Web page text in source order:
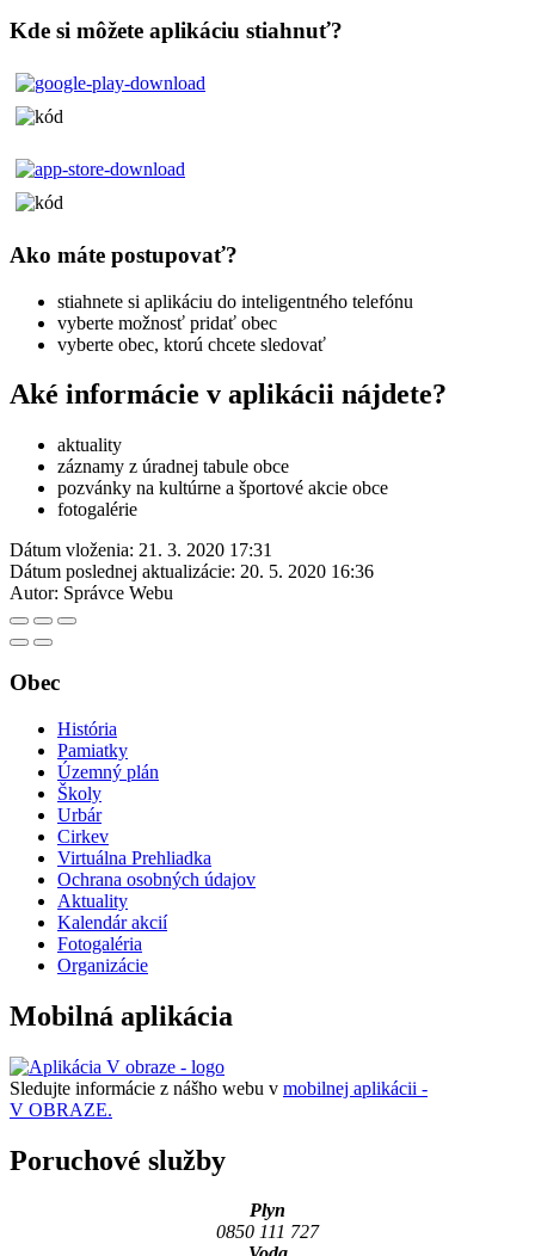
Kde si môžete aplikáciu stiahnuť?
Ako máte postupovať?
stiahnete si aplikáciu do inteligentného telefónu
vyberte možnosť pridať obec
vyberte obec, ktorú chcete sledovať
Aké informácie v aplikácii nájdete?
aktuality
záznamy z úradnej tabule obce
pozvánky na kultúrne a športové akcie obce
fotogalérie
Dátum vloženia: 21. 3. 2020 17:31
Dátum poslednej aktualizácie: 20. 5. 2020 16:36
Autor: Správce Webu
Obec
História
Pamiatky
Územný plán
Školy
Urbár
Cirkev
Virtuálna Prehliadka
Ochrana osobných údajov
Aktuality
Kalendár akcií
Fotogaléria
Organizácie
Mobilná aplikácia
Sledujte informácie z nášho webu v mobilnej aplikácii -
V OBRAZE.
Poruchové služby
Plyn
0850 111 727